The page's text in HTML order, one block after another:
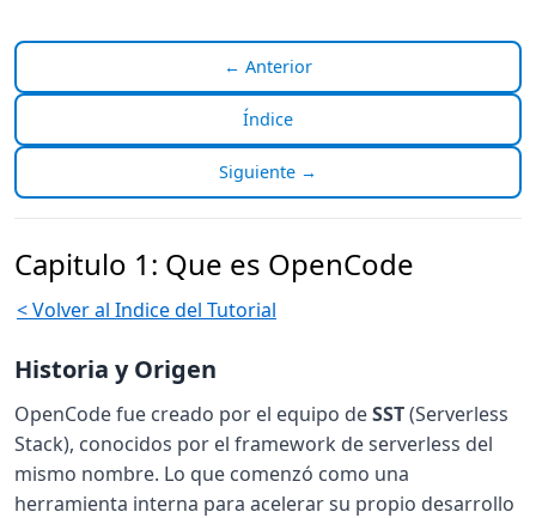
← Anterior
Índice
Siguiente →
Capitulo 1: Que es OpenCode
< Volver al Indice del Tutorial
Historia y Origen
OpenCode fue creado por el equipo deSST(Serverless
Stack), conocidos por el framework de serverless del
mismo nombre. Lo que comenzó como una
herramienta interna para acelerar su propio desarrollo